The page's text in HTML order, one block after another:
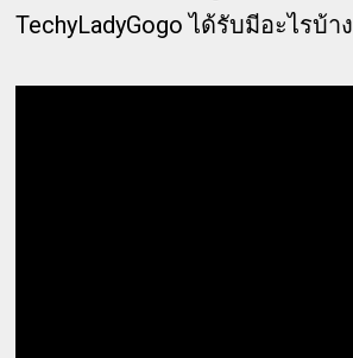
TechyLadyGogo ได้รับมีอะไรบ้าง